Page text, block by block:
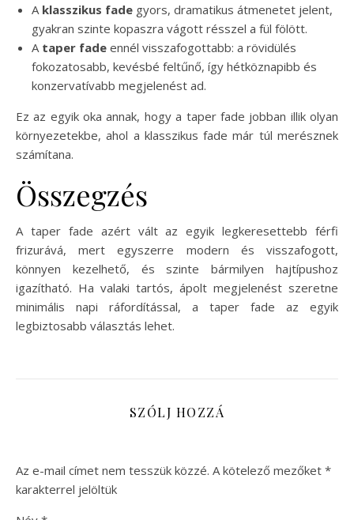
A klasszikus fade gyors, dramatikus átmenetet jelent,
gyakran szinte kopaszra vágott résszel a fül fölött.
A taper fade ennél visszafogottabb: a rövidülés
fokozatosabb, kevésbé feltűnő, így hétköznapibb és
konzervatívabb megjelenést ad.
Ez az egyik oka annak, hogy a taper fade jobban illik olyan
környezetekbe, ahol a klasszikus fade már túl merésznek
számítana.
Összegzés
A taper fade azért vált az egyik legkeresettebb férfi
frizurává, mert egyszerre modern és visszafogott,
könnyen kezelhető, és szinte bármilyen hajtípushoz
igazítható. Ha valaki tartós, ápolt megjelenést szeretne
minimális napi ráfordítással, a taper fade az egyik
legbiztosabb választás lehet.
SZÓLJ HOZZÁ
Az e-mail címet nem tesszük közzé. A kötelező mezőket *
karakterrel jelöltük